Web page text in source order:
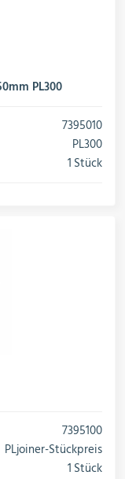
PL300
7395010
PL300
1 Stück
7395100
PLjoiner-Stückpreis
1 Stück